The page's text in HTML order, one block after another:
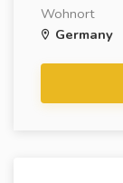
Wohnort
Germany